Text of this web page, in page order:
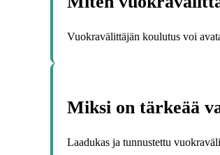
Vuokravälittäjän koulutus voi
Miksi on tärkeää
Laadukas ja tunnustettu